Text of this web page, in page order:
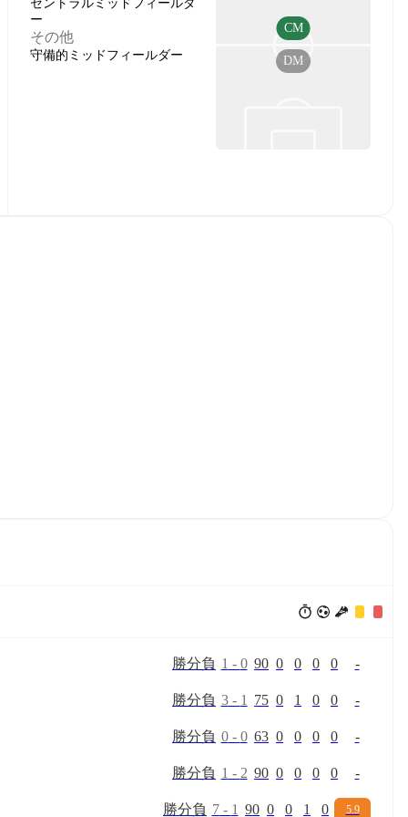
セントラルミッドフィールダ
ー
その他
守備的ミッドフィールダー DM
CM
勝分負 1 - 0 90 0 0 0 0 -
勝分負 3- 1 75 0 1 0 0 -
勝分負 0- 0 63 0 0 0 0 -
勝分負 1 - 2 90 0 0 0 0 -
勝分負 7- 1 90 0 0 1 0 5.9